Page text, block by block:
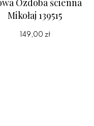
Ozdoba ścienna
Mikołaj 139515
149,00 zł